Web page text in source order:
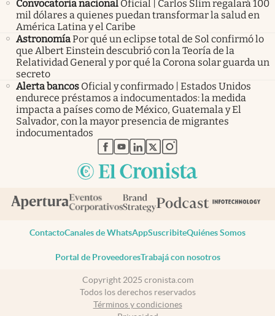
Convocatoria nacional Oficial | Carlos Slim regalará 100
mil dólares a quienes puedan transformar la salud en
América Latina y el Caribe
AstronomíaPor qué un eclipse total de Sol confirmó lo
que Albert Einstein descubrió con la Teoría de la
Relatividad General y por qué la Corona solar guarda un
secreto
Alerta bancos Oficial y confirmado | Estados Unidos
endurece préstamos a indocumentados: la medida
impacta a países como de México, Guatemala y El
Salvador, con la mayor presencia de migrantes
indocumentados
abre en nueva pestaña
abre en nueva pestaña
abre en nueva pestaña
abre en nueva pestaña
abre en nueva pestaña
ContactoCanales de WhatsAppSuscribiteQuiénes Somos
Portal de ProveedoresTrabajá con nosotros
Copyright 2025 cronista.com
Todos los derechos reservados
Términos y condiciones